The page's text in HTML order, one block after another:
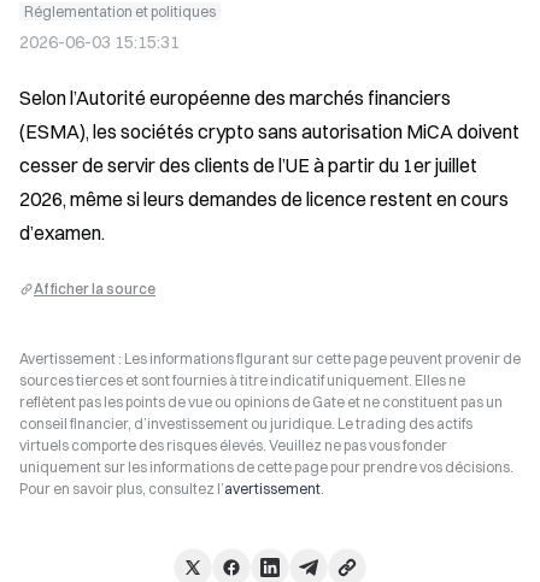
Réglementation et politiques
2026-06-03 15:15:31
Selon l’Autorité européenne des marchés financiers
(ESMA), les sociétés crypto sans autorisation MiCA doivent
cesser de servir des clients de l’UE à partir du 1er juillet
2026, même si leurs demandes de licence restent en cours
d’examen.
Afficher la source
Avertissement : Les informations figurant sur cette page peuvent provenir de
sources tierces et sont fournies à titre indicatif uniquement. Elles ne
reflètent pas les points de vue ou opinions de Gate et ne constituent pas un
conseil financier, d’investissement ou juridique. Le trading des actifs
virtuels comporte des risques élevés. Veuillez ne pas vous fonder
uniquement sur les informations de cette page pour prendre vos décisions.
Pour en savoir plus, consultez l’avertissement.